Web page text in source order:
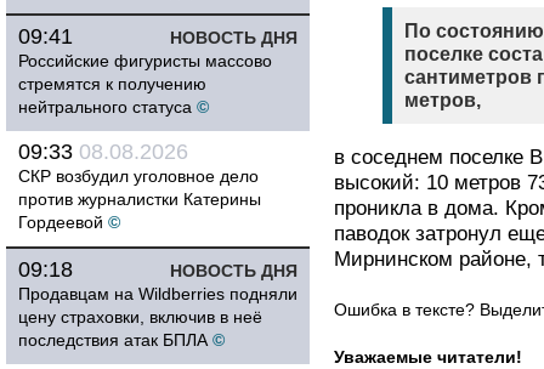
НОВОСТЬ ДНЯ
09:41
Российские фигуристы массово
стремятся к получению
нейтрального статуса ©
09:33 08.08.2026
СКР возбудил уголовное дело
против журналистки Катерины
Гордеевой ©
НОВОСТЬ ДНЯ
09:18
Продавцам на Wildberries подняли
цену страховки, включив в неё
последствия атак БПЛА ©
По
поселке
сантиметров
метров,
в соседнем поселке
высокий: 10 метров
проникла в дома.
паводок затронул
Мирнинском районе,
Ошибка в тексте?
Уважаемые читатели!